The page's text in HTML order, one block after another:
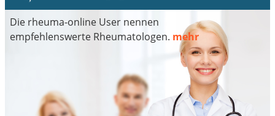
Die rheuma-online User nennen
empfehlenswerte Rheumatologen. mehr